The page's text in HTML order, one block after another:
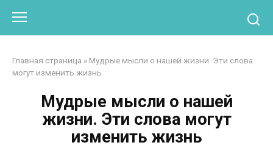
контенту
Главная страница » Мудрые мысли о нашей жизни. Эти слова
могут изменить жизнь
Мудрые мысли о нашей
жизни. Эти слова могут
изменить жизнь